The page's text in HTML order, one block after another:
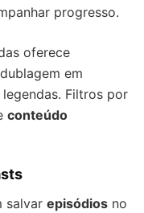
progresso.
oferece
em
Filtros por
conteúdo
salvar episódios no